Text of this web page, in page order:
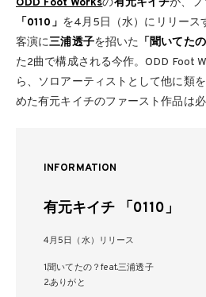
「0110」 を4月5日（水）にリリース
客演に三浦透子を招いた 「聞いてた
た2曲で構成される今作。ODD Foot
ら、ソロアーティストとして他に類
めた有元キイチのファースト作品は必
INFORMATION
有元キイチ 「0110」
4月5日（水）リリース
1.聞いてたの？feat.三浦透子
2.ありがと